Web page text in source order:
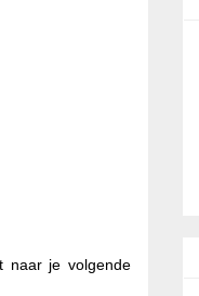
naar je volgende